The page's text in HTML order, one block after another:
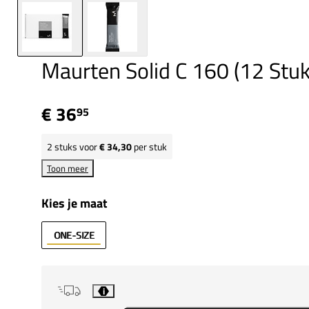
Maurten Solid C 160 (12
€ 3695
2stuks voor€ 34,30per stuk
Toon meer
Kies je maat
ONE-SIZE
i